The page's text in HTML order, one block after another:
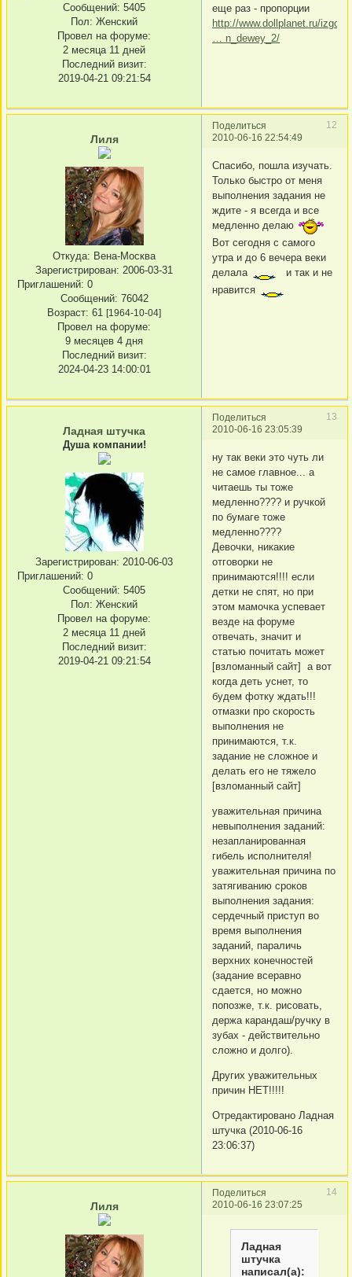
Сообщений: 5405
Пол: Женский
Провел на форуме:
2 месяца 11 дней
Последний визит:
2019-04-21 09:21:54
еще раз - пропорции
http://www.dollplanet.ru/
… n_dewey_2/
Поделиться
12
2010-06-16 22:54:49
Лиля
Откуда: Вена-Москва
Зарегистрирован: 2006-03-31
Приглашений: 0
Сообщений: 76042
Возраст: 61 [1964-10-04]
Провел на форуме:
9 месяцев 4 дня
Последний визит:
2024-04-23 14:00:01
Спасибо, пошла изучать.
Только быстро от меня
выполнения задания не
ждите - я всегда и все
медленно делаю
Вот сегодня с самого
утра и до 6 вечера веки
делала
и так и не
нравится
Поделиться
13
2010-06-16 23:05:39
Ладная штучка
Душа компании!
Зарегистрирован: 2010-06-03
Приглашений: 0
Сообщений: 5405
Пол: Женский
Провел на форуме:
2 месяца 11 дней
Последний визит:
2019-04-21 09:21:54
ну так веки это чуть ли
не самое главное... а
читаешь ты тоже
медленно???? и ручкой
по бумаге тоже
медленно????
Девочки, никакие
отговорки не
принимаются!!!! если
детки не спят, но при
этом мамочка успевает
везде на форуме
отвечать, значит и
статью почитать может
[взломанный сайт] а вот
когда деть уснет, то
будем фотку ждать!!!
отмазки про скорость
выполнения не
принимаются, т.к.
задание не сложное и
делать его не тяжело
[взломанный сайт]
уважительная причина
невыполнения заданий:
незапланированная
гибель исполнителя!
уважительная причина по
затягиванию сроков
выполнения задания:
сердечный приступ во
время выполнения
заданий, параличь
верхних конечностей
(задание всеравно
сдается, но можно
попозже, т.к. рисовать,
держа карандаш/ручку в
зубах - действительно
сложно и долго).
Других уважительных
причин НЕТ!!!!!
Отредактировано Ладная
штучка (2010-06-16
23:06:37)
Поделиться
14
2010-06-16 23:07:25
Лиля
Ладная
штучка
написал(а):